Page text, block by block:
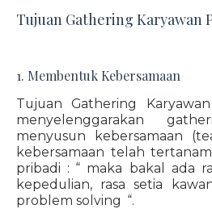
Tujuan Gathering Karyawan
1. Membentuk Kebersamaan
Tujuan Gathering
menyelenggarakan
menyusun kebersamaan
kebersamaan telah
pribadi : “ maka bakal ada
kepedulian, rasa setia
problem solving “.